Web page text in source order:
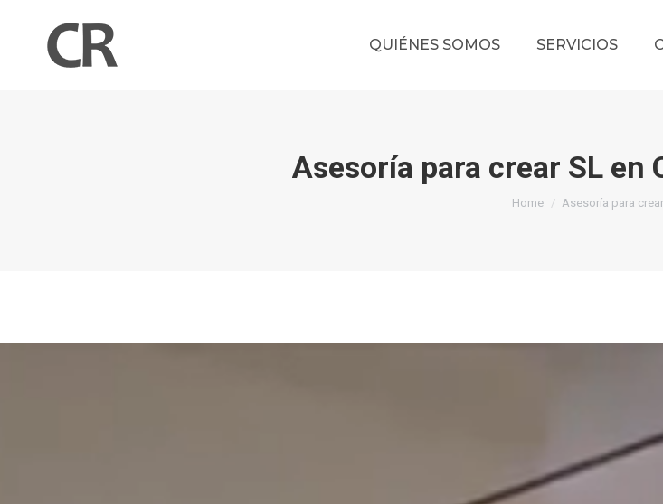
QUIÉNES SOMOS SERVICIOS
Asesoría para crear SL en
You are here:
Home Asesoría para